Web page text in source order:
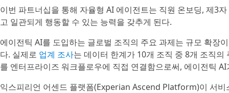
이번 파트너십을 통해 자율형 AI 에이전트는 직원 온보딩, 제3
고 일관되게 행동할 수 있는 능력을 갖추게 된다.
에이전틱 AI를 도입하는 글로벌 조직의 주요 과제는 규모 확장
다. 실제로 업계 조사는 데이터 한계가 10개 조직 중 8개 조직
를 엔터프라이즈 워크플로우에 직접 연결함으로써, 에이전틱
익스피리언 어센드 플랫폼(Experian Ascend Platform)이 서